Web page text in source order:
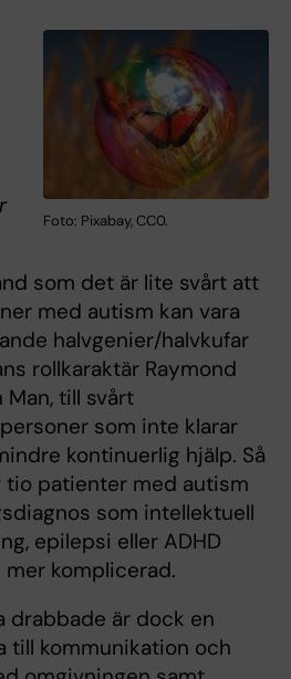
Foto: Pixabay, CC0.
som det är lite svårt att
med autism kan vara
halvgenier/halvkufar
rollkaraktär Raymond
Man, till svårt
som inte klarar
kontinuerlig hjälp. Så
tio patienter med autism
som intellektuell
epilepsi eller ADHD
komplicerad.
drabbade är dock en
till kommunikation och